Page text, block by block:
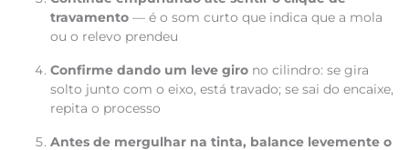
travamento— é o som curto que indica que a mola
ou o relevo prendeu
Confirme dando um leve girono cilindro: se gira
solto junto com o eixo, está travado; se sai do encaixe,
repita o processo
Antes de mergulhar na tinta, balance levemente o